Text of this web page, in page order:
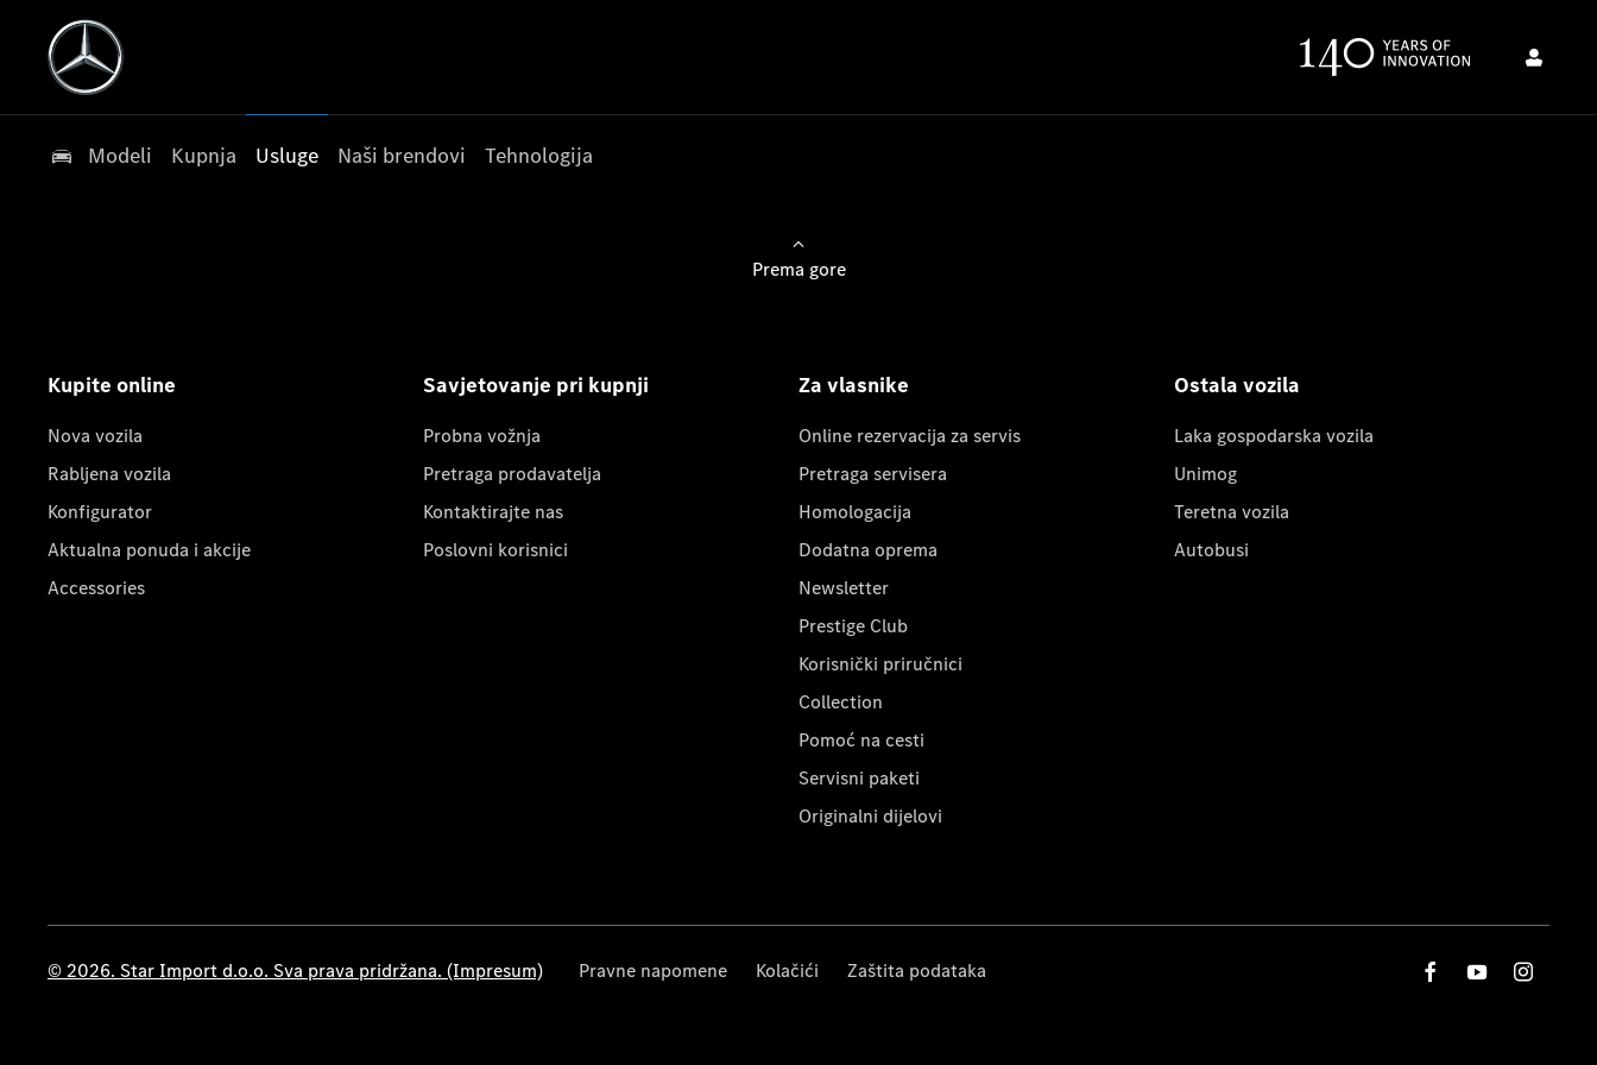
Modeli Kupnja Usluge Naši brendovi Tehnologija
Prema gore
Kupite online
Nova vozila
Rabljena vozila
Konfigurator
Aktualna ponuda i akcije
Accessories
Savjetovanje pri kupnji
Probna vožnja
Pretraga prodavatelja
Kontaktirajte nas
Poslovni korisnici
Za vlasnike
Online rezervacija za servis
Pretraga servisera
Homologacija
Dodatna oprema
Newsletter
Prestige Club
Korisnički priručnici
Collection
Pomoć na cesti
Servisni paketi
Originalni dijelovi
Ostala vozila
Laka gospodarska vozila
Unimog
Teretna vozila
Autobusi
© 2026. Star Import d.o.o. Sva prava pridržana. (Impresum) Pravne napomene Kolačići Zaštita podataka